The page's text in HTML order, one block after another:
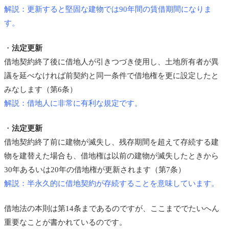
解説：更新すると堅固な建物では90年間の賃借期間になりま
す。
・ 法定更新
借地契約終了後に借地人が引きつづき使用し、土地所有者が異
議を延べなければ前契約と同一条件で借地権を更に設定したと
みなします（第6条）
解説：借地人に非常に有利な規定です。
・ 法定更新
借地契約終了前に建物が滅失し、残存期間を超えて存続する建
物を建替えた場合も、借地権は以前の建物が滅失したときから
30年あるいは20年の借地権が更新されます（第7条）
解説：半永久的に借地契約が存続することを意味しています。
借地法の本則は第14条まであるのですが、ここまででたいへん
重要なことが書かれているのです。